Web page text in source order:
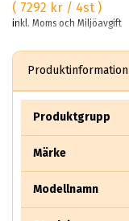
( 7292 kr / 4st )
inkl. Moms och Miljöavgift
Produktinformation
Produktgrupp
Märke
Modellnamn